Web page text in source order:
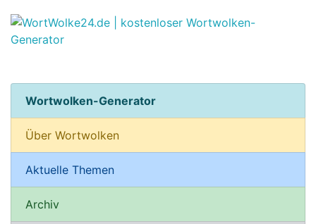
Wortwolken-Generator
Über Wortwolken
Aktuelle Themen
Archiv